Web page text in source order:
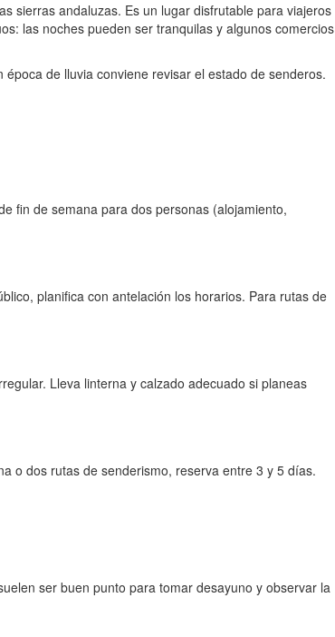
sierras andaluzas. Es un lugar disfrutable para viajeros
las noches pueden ser tranquilas y algunos comercios
de lluvia conviene revisar el estado de senderos.
fin de semana para dos personas (alojamiento,
planifica con antelación los horarios. Para rutas de
Lleva linterna y calzado adecuado si planeas
o dos rutas de senderismo, reserva entre 3 y 5 días.
ser buen punto para tomar desayuno y observar la